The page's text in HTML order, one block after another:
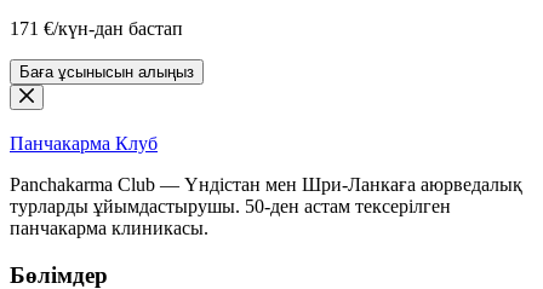
171 €/күн-дан бастап
Баға ұсынысын алыңыз
Панчакарма Клуб
Panchakarma Club — Үндістан мен Шри-Ланкаға аюрведалық
турларды ұйымдастырушы. 50-ден астам тексерілген
панчакарма клиникасы.
Бөлімдер